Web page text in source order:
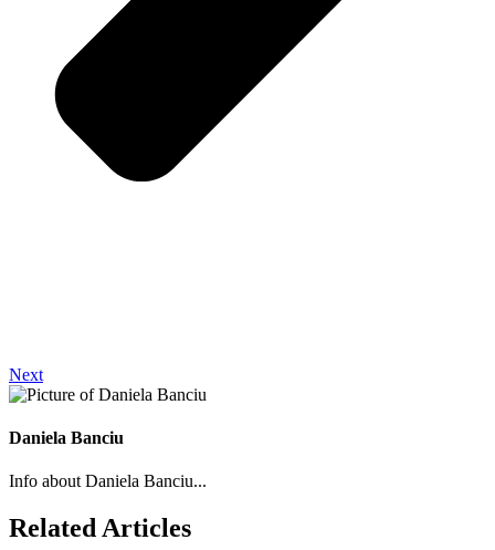
Next
Daniela Banciu
Info about Daniela Banciu...
Related Articles